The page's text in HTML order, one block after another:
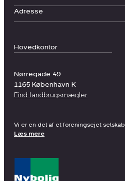
Hovedkontor
Nørregade 49
1165 København K
Find landbrugsmægler
Adresse
Vi er en del af et foreningsejet selskab
Læs mere